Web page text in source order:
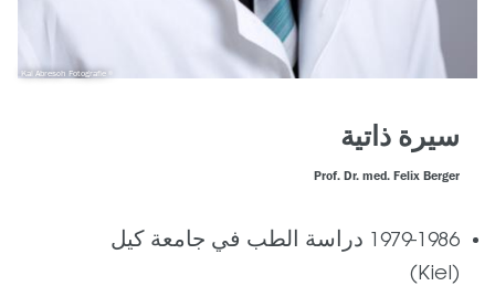
Kai Abresch Fotografie
سيرة ذاتية
Prof. Dr. med. Felix Berger
1979-1986 دراسة الطب في جامعة كيل
(Kiel)